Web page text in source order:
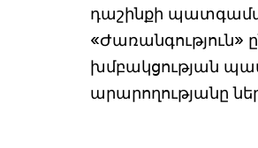
դաշինքի
խմբակցության
արարողությանը